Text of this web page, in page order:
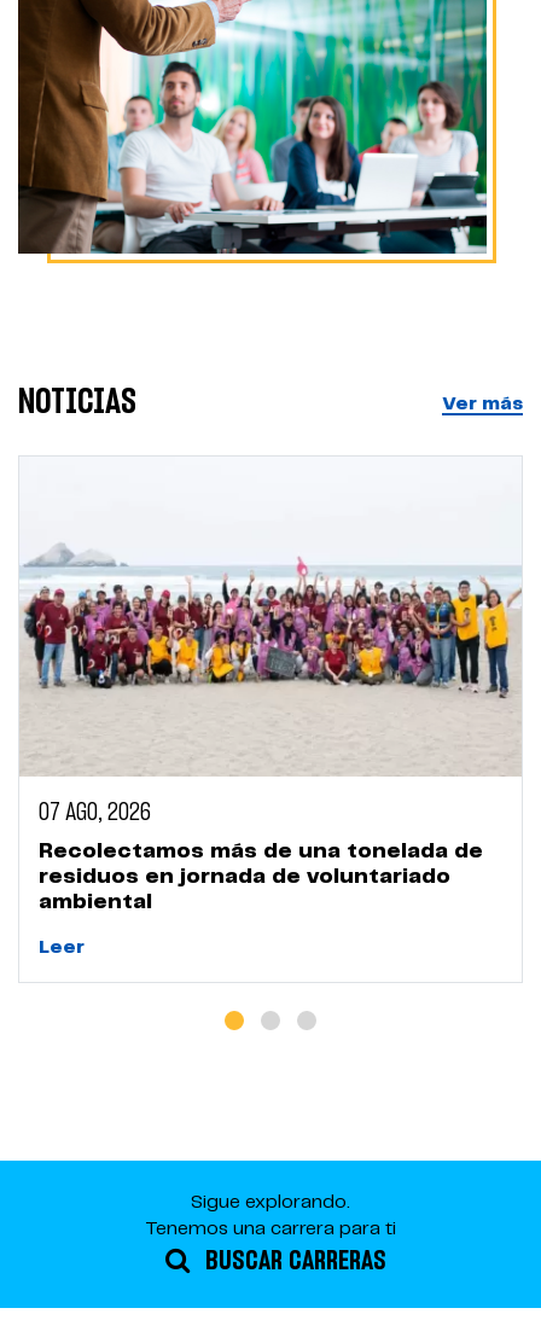
NOTICIAS Ver más
07 AGO, 2026
Recolectamos más de una tonelada de
residuos en jornada de voluntariado
ambiental
Leer
Sigue explorando.
Tenemos una carrera para ti
BUSCAR CARRERAS